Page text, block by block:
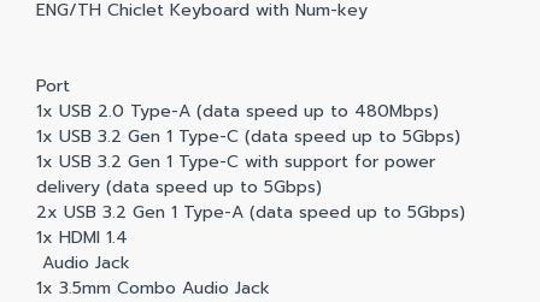
ENG/TH Chiclet Keyboard with Num-key
Port
1x USB 2.0 Type-A (data speed up to 480Mbps)
1x USB 3.2 Gen 1 Type-C (data speed up to 5Gbps)
1x USB 3.2 Gen 1 Type-C with support for power
delivery (data speed up to 5Gbps)
2x USB 3.2 Gen 1 Type-A (data speed up to 5Gbps)
1x HDMI 1.4
Audio Jack
1x 3.5mm Combo Audio Jack